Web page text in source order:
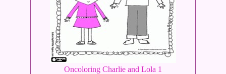
Oncoloring Charlie and Lola 1